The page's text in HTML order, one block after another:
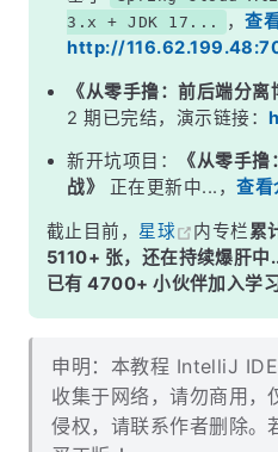
3.x + JDK 17...
，查
http://
《从零手撸：前后端分
2 期已完结，演示链接：
新开坑项目：
《从零手
战》
正在更新中...，查看
截止目前， 星球 内专栏累
5110+ 张，还在持续爆肝中
已有 4700+ 小伙伴加入学
申明：本教程 IntelliJ
收集于网络，请勿商用，
侵权，请联系作者删除。